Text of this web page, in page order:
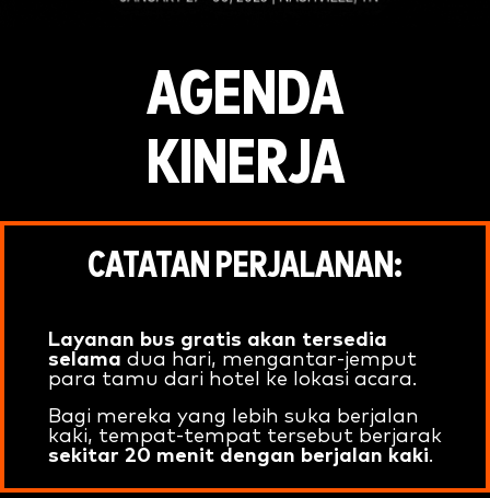
AGENDA
KINERJA
CATATAN PERJALANAN:
Layanan bus gratis akan tersedia
selama dua hari, mengantar-jemput
para tamu dari hotel ke lokasi acara.
Bagi mereka yang lebih suka berjalan
kaki, tempat-tempat tersebut berjarak
sekitar 20 menit dengan berjalan kaki.